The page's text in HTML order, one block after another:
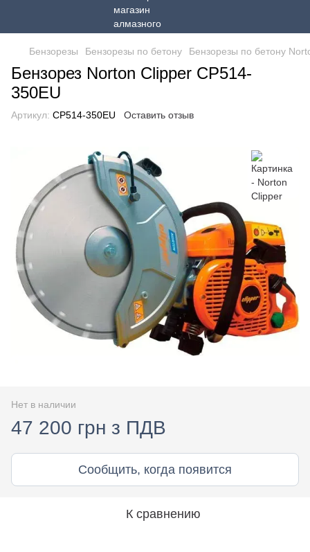
Бензорезы Бензорезы по бетону Бензорезы по бетону
Бензорез Norton Clipper CP514-
350EU
Артикул: CP514-350EU Оставить отзыв
Нет в наличии
47 200 грн з ПДВ
Сообщить, когда появится
К сравнению